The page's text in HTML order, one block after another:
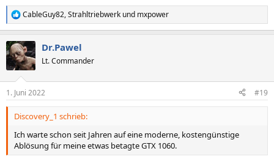
R
e
k
t
i
e
n
CableGuy82,Strahltriebwerk und mxpower
Dr.Pawel
Lt. Commander
1. Juni 2022 #19
Discovery_1 schrieb:
Ich warte schon seit Jahren auf eine moderne, kostengünstige
Ablösung für meine etwas betagte GTX 1060.